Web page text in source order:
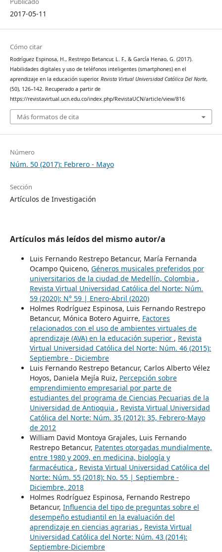
2017-05-11
Cómo citar
Rodríguez Espinosa, H., Restrepo Betancur, L. F., & García Henao, G. (2017).
Habilidades digitales y uso de teléfonos inteligentes (smartphones) en el
aprendizaje en la educación superior. Revista Virtual Universidad Católica Del Norte,
(50), 126–142. Recuperado a partir de
https://revistavirtual.ucn.edu.co/index.php/RevistaUCN/article/view/816
Más formatos de cita
Número
Núm. 50 (2017): Febrero - Mayo
Sección
Artículos de Investigación
Artículos más leídos del mismo autor/a
Luis Fernando Restrepo Betancur, María Fernanda
Ocampo Quiceno, Géneros musicales preferidos por
universitarios de la ciudad de Medellín, Colombia ,
Revista Virtual Universidad Católica del Norte: Núm.
59 (2020): N° 59 | Enero-Abril (2020)
Holmes Rodríguez Espinosa, Luis Fernando Restrepo
Betancur, Mónica Botero Aguirre, Factores
relacionados con el uso de ambientes virtuales de
aprendizaje (AVA) en la educación superior , Revista
Virtual Universidad Católica del Norte: Núm. 46 (2015):
Septiembre - Diciembre
Luis Fernando Restrepo Betancur, Carlos Alberto Vélez
Hoyos, Daniela Mejía Ruiz, Percepción sobre
emprendimiento empresarial por parte de
estudiantes del programa de Ciencias Pecuarias de la
Universidad de Antioquia , Revista Virtual Universidad
Católica del Norte: Núm. 35 (2012): 35, Febrero-Mayo
de 2012
William David Montoya Grajales, Luis Fernando
Restrepo Betancur, Patentes otorgadas mundialmente,
entre 1980 y 2009, en medicina, biología y
farmacéutica , Revista Virtual Universidad Católica del
Norte: Núm. 55 (2018): No. 55 | Septiembre -
Diciembre, 2018
Holmes Rodríguez Espinosa, Fernando Restrepo
Betancur, Influencia del tipo de preguntas sobre el
desempeño estudiantil en la evaluación del
aprendizaje en ciencias agrarias , Revista Virtual
Universidad Católica del Norte: Núm. 43 (2014):
Septiembre-Diciembre